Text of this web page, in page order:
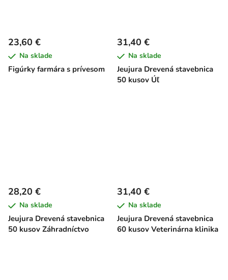
Figúrky farmára s prívesom
23,60 €
Na sklade
Jeujura Drevená stavebnica
50 kusov Úľ
31,40 €
Na sklade
Jeujura Drevená stavebnica
50 kusov Záhradníctvo
28,20 €
Na sklade
Jeujura Drevená stavebnica
60 kusov Veterinárna klinika
31,40 €
Na sklade